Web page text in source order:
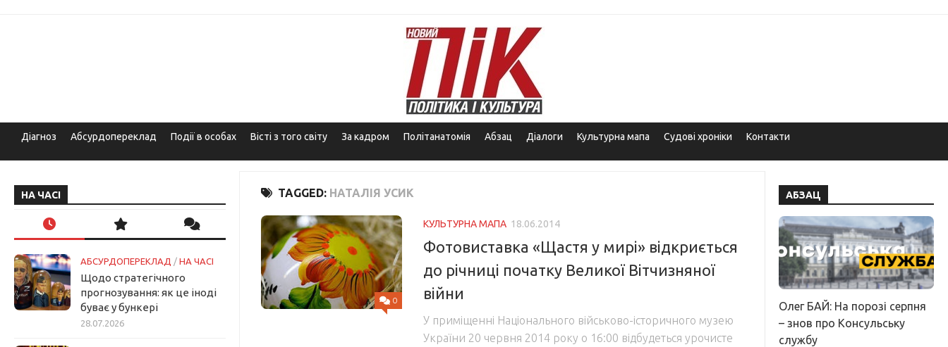
Діагноз Абсурдопереклад Події в особах Вісті з того світу За кадром Політанатомія Абзац Діалоги Культурна мапа Судові хроніки Контакти
TAGGED: НАТАЛІЯ УСИК
0
КУЛЬТУРНА МАПА 18.06.2014
Фотовиставка «Щастя у мирі» відкриється
до річниці початку Великої Вітчизняної
війни
У приміщенні Національного військово-історичного музею
України 20 червня 2014 року о 16:00 відбудеться урочисте
НА ЧАСІ
АБСУРДОПЕРЕКЛАД / НА ЧАСІ
Щодо стратегічного
прогнозування: як це іноді
буває у бункері
28.07.2026
АБЗАЦ
Олег БАЙ: На порозі серпня
– знов про Консульську
службу